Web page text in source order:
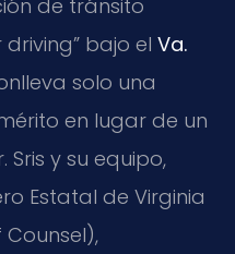
de tránsito
bajo el Va.
solo una
en lugar de un
Sris y su equipo,
Estatal de Virginia